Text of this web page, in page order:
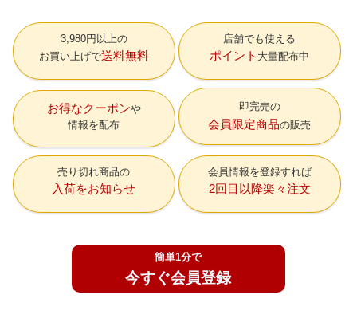
3,980円以上の
お買い上げで送料無料
店舗でも使える
ポイント 大量配布中
お得なクーポン
情報を配布
即完売の
会員限定商品の販売
売り切れ商品の
入荷をお知らせ
会員情報を登録すれば
2回目以降楽々注文
簡単1分で
今すぐ会員登録